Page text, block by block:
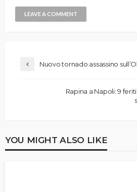
Nuovo tornado assassino
Rapina a Napoli: 9
YOU MIGHT ALSO LIKE